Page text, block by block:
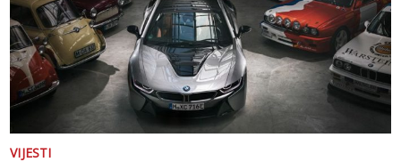
VIJESTI